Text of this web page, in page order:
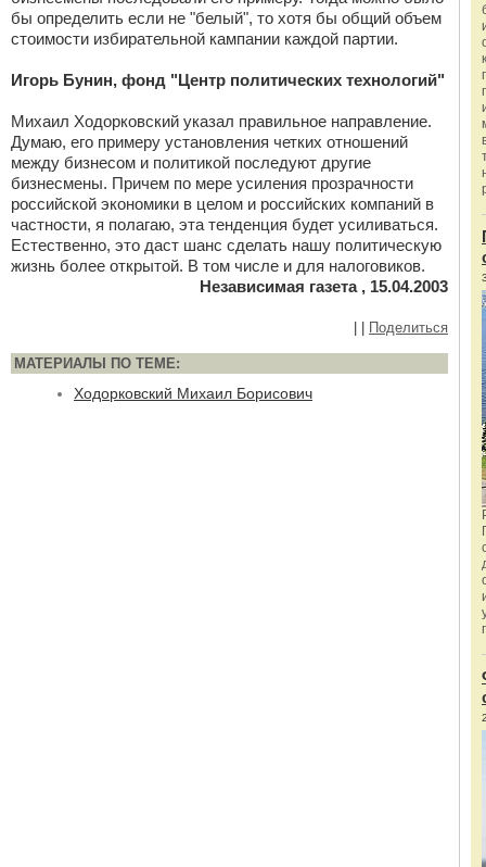
бы определить если не "белый", то хотя бы общий объем
стоимости избирательной кампании каждой партии.
Игорь Бунин, фонд "Центр политических технологий"
Михаил Ходорковский указал правильное направление.
Думаю, его примеру установления четких отношений
между бизнесом и политикой последуют другие
бизнесмены. Причем по мере усиления прозрачности
российской экономики в целом и российских компаний в
частности, я полагаю, эта тенденция будет усиливаться.
Естественно, это даст шанс сделать нашу политическую
жизнь более открытой. В том числе и для налоговиков.
Независимая газета , 15.04.2003
Поделиться
МАТЕРИАЛЫ ПО ТЕМЕ:
Ходорковский Михаил Борисович